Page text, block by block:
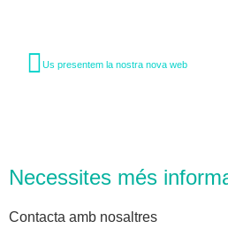
Us presentem la nostra nova web
Necessites més
Contacta amb nosaltres